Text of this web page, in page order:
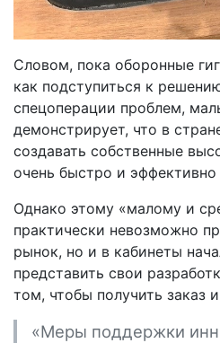
Словом, пока оборонные
как подступиться к
спецоперации проблем,
демонстрирует, что в
создавать собственные
очень быстро и
Однако этому «малому и
практически невозможно
рынок, но и в кабинеты
представить свои
том, чтобы получить заказ
«Меры поддержки